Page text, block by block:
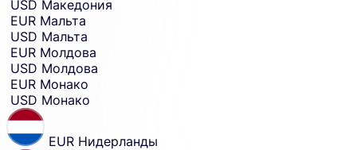
USD Македония
EUR Мальта
USD Мальта
EUR Молдова
USD Молдова
EUR Монако
USD Монако
EUR Нидерланды